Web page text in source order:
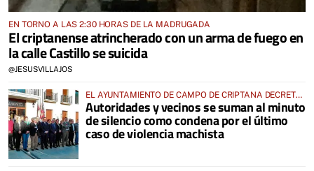
EN TORNO A LAS 2:30 HORAS DE LA MADRUGADA
El criptanense atrincherado con un arma de fuego en
la calle Castillo se suicida
@JESUSVILLAJOS
EL AYUNTAMIENTO DE CAMPO DE CRIPTANA DECRETA
DOS DÍAS DE LUTO OFICIAL
Autoridades y vecinos se suman al minuto
de silencio como condena por el último
caso de violencia machista